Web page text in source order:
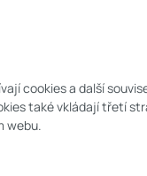
cookies a další
také vkládají třetí
webu.